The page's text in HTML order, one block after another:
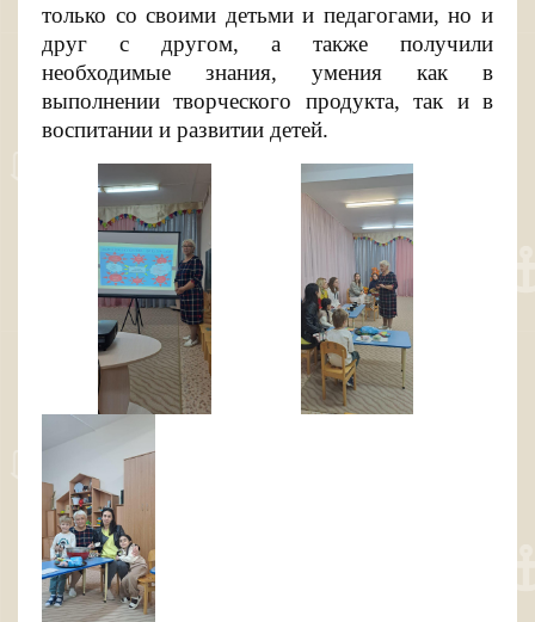
только со своими детьми и педагогами, но и
друг с другом, а также получили
необходимые знания, умения как в
выполнении творческого продукта, так и в
воспитании и развитии детей.